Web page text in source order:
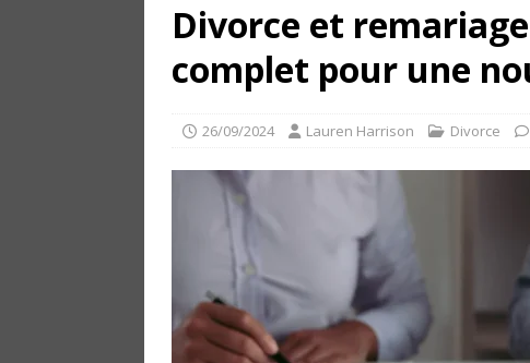
Divorce et
complet pour une
26/09/2024 Lauren Harrison Divorce